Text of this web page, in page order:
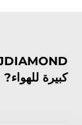
كبيرة للهواء?